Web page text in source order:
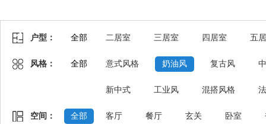
户型： 全部 二居室 三居室 四居室 五
风格： 全部 意式风格 奶油风 复古风
新中式 工业风 混搭风格
空间： 全部 客厅 餐厅 玄关 卧室